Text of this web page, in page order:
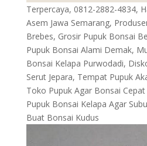
Terpercaya, 0812-2882-4834,
Asem Jawa Semarang,
Brebes, Grosir Pupuk Bonsai
Pupuk Bonsai Alami Demak,
Bonsai Kelapa Purwodadi,
Serut Jepara, Tempat Pupuk
Toko Pupuk Agar Bonsai
Pupuk Bonsai Kelapa Agar
Buat Bonsai Kudus